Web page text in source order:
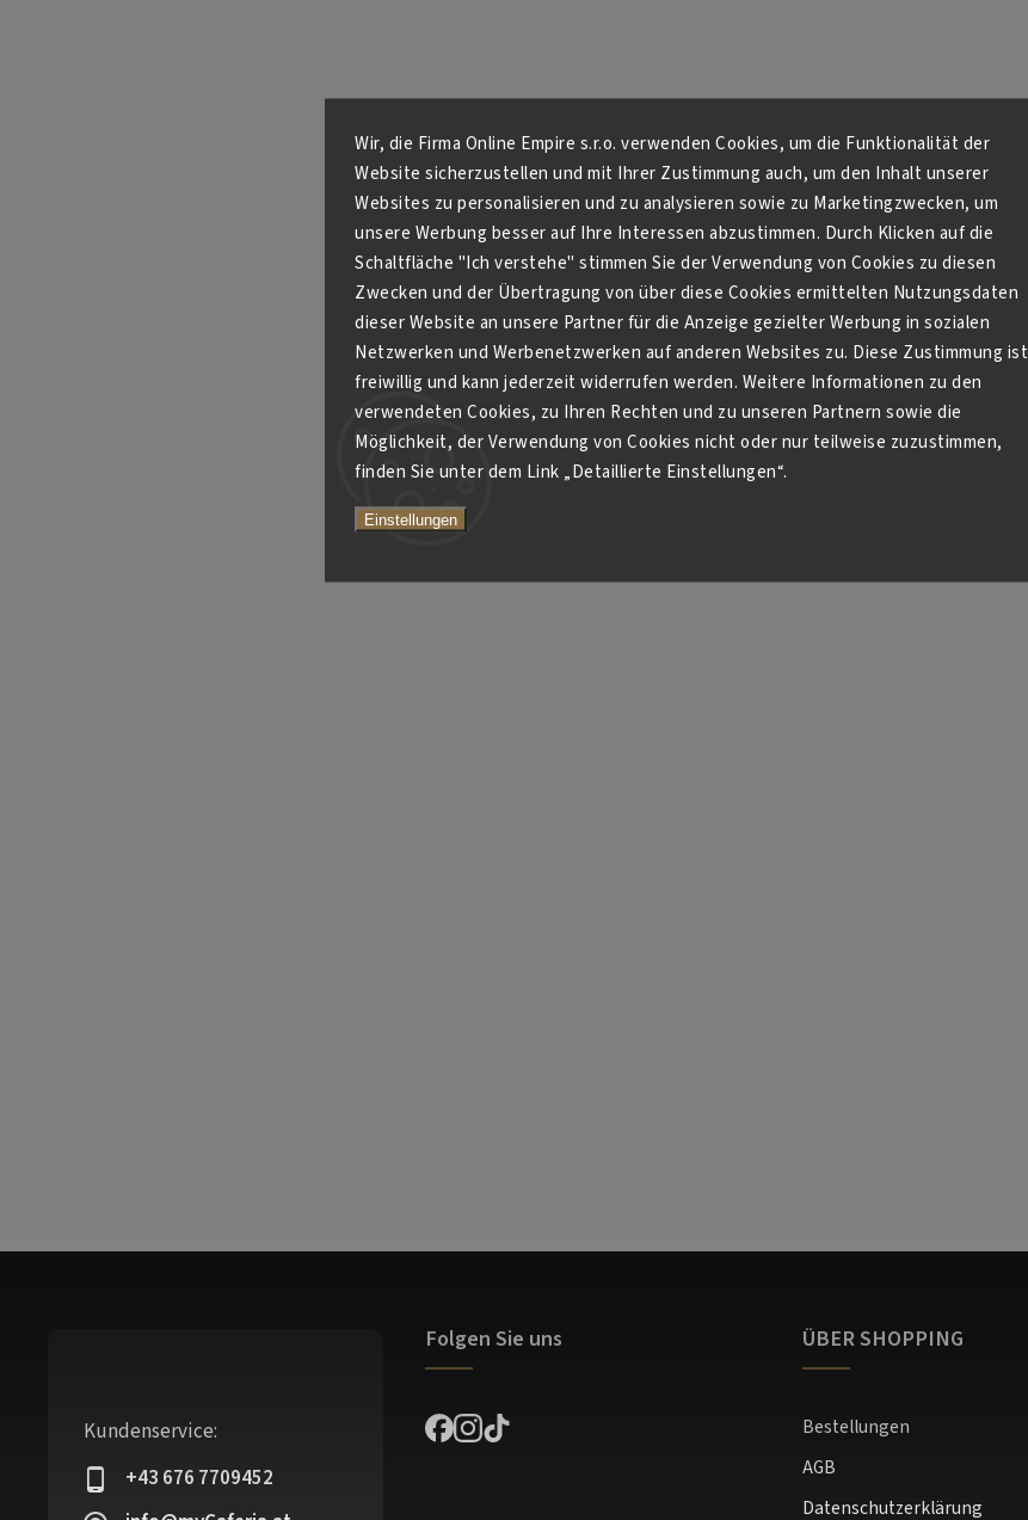
Wir, die Firma Online Empire s.r.o. verwenden Cookies, um die Funktionalität der
Website sicherzustellen und mit Ihrer Zustimmung auch, um den Inhalt unserer
Websites zu personalisieren und zu analysieren sowie zu Marketingzwecken, um
unsere Werbung besser auf Ihre Interessen abzustimmen. Durch Klicken auf die
Schaltfläche "Ich verstehe" stimmen Sie der Verwendung von Cookies zu diesen
Zwecken und der Übertragung von über diese Cookies ermittelten Nutzungsdaten
dieser Website an unsere Partner für die Anzeige gezielter Werbung in sozialen
Netzwerken und Werbenetzwerken auf anderen Websites zu. Diese Zustimmung ist
freiwillig und kann jederzeit widerrufen werden. Weitere Informationen zu den
verwendeten Cookies, zu Ihren Rechten und zu unseren Partnern sowie die
Möglichkeit, der Verwendung von Cookies nicht oder nur teilweise zuzustimmen,
finden Sie unter dem Link „Detaillierte Einstellungen“.
Einstellungen
Kundenservice:
+43 676 7709452
Folgen Sie uns ÜBER SHOPPING
Bestellungen
AGB
Datenschutzerklärung